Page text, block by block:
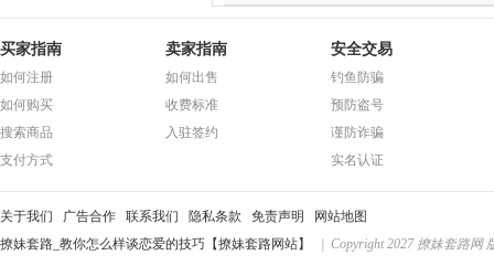
买家指南
如何注册
如何购买
搜索商品
支付方式
卖家指南
如何出售
收费标准
入驻签约
安全交易
钓鱼防骗
预防盗号
谨防诈骗
实名认证
关于我们 广告合作 联系我们 隐私条款 免责声明
网站地图
撩妹套路_教你怎么样谈恋爱的技巧【撩妹套路网站】
| Copyright 2027 撩妹套路网